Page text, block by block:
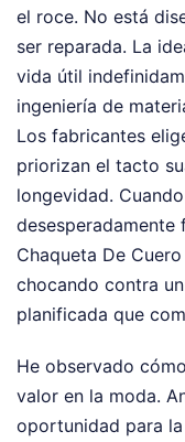
el roce. No está
ser reparada. La
vida útil
ingeniería de
Los fabricantes
priorizan el tacto
longevidad.
desesperadamente
Chaqueta De
chocando contra
planificada que
He observado
valor en la moda.
oportunidad para